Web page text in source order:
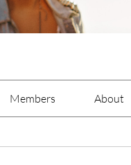
Members About